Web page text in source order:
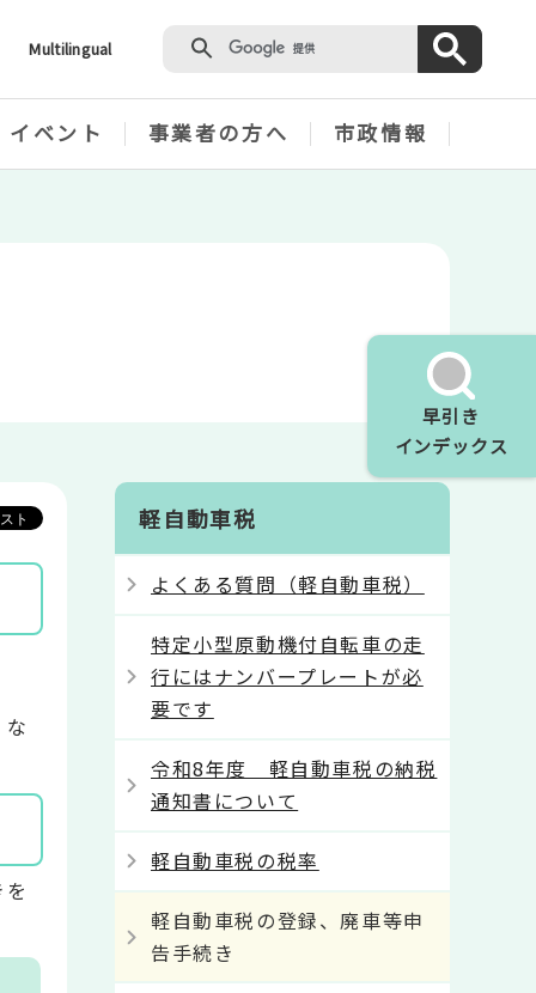
Multilingual
早引き
インデックス
イベント 事業者の方へ 市政情報
軽自動車税
よくある質問（軽自動車税）
特定小型原動機付自転車の走
行にはナンバープレートが必
要です
令和8年度 軽自動車税の納税
通知書について
軽自動車税の税率
軽自動車税の登録、廃車等申
告手続き